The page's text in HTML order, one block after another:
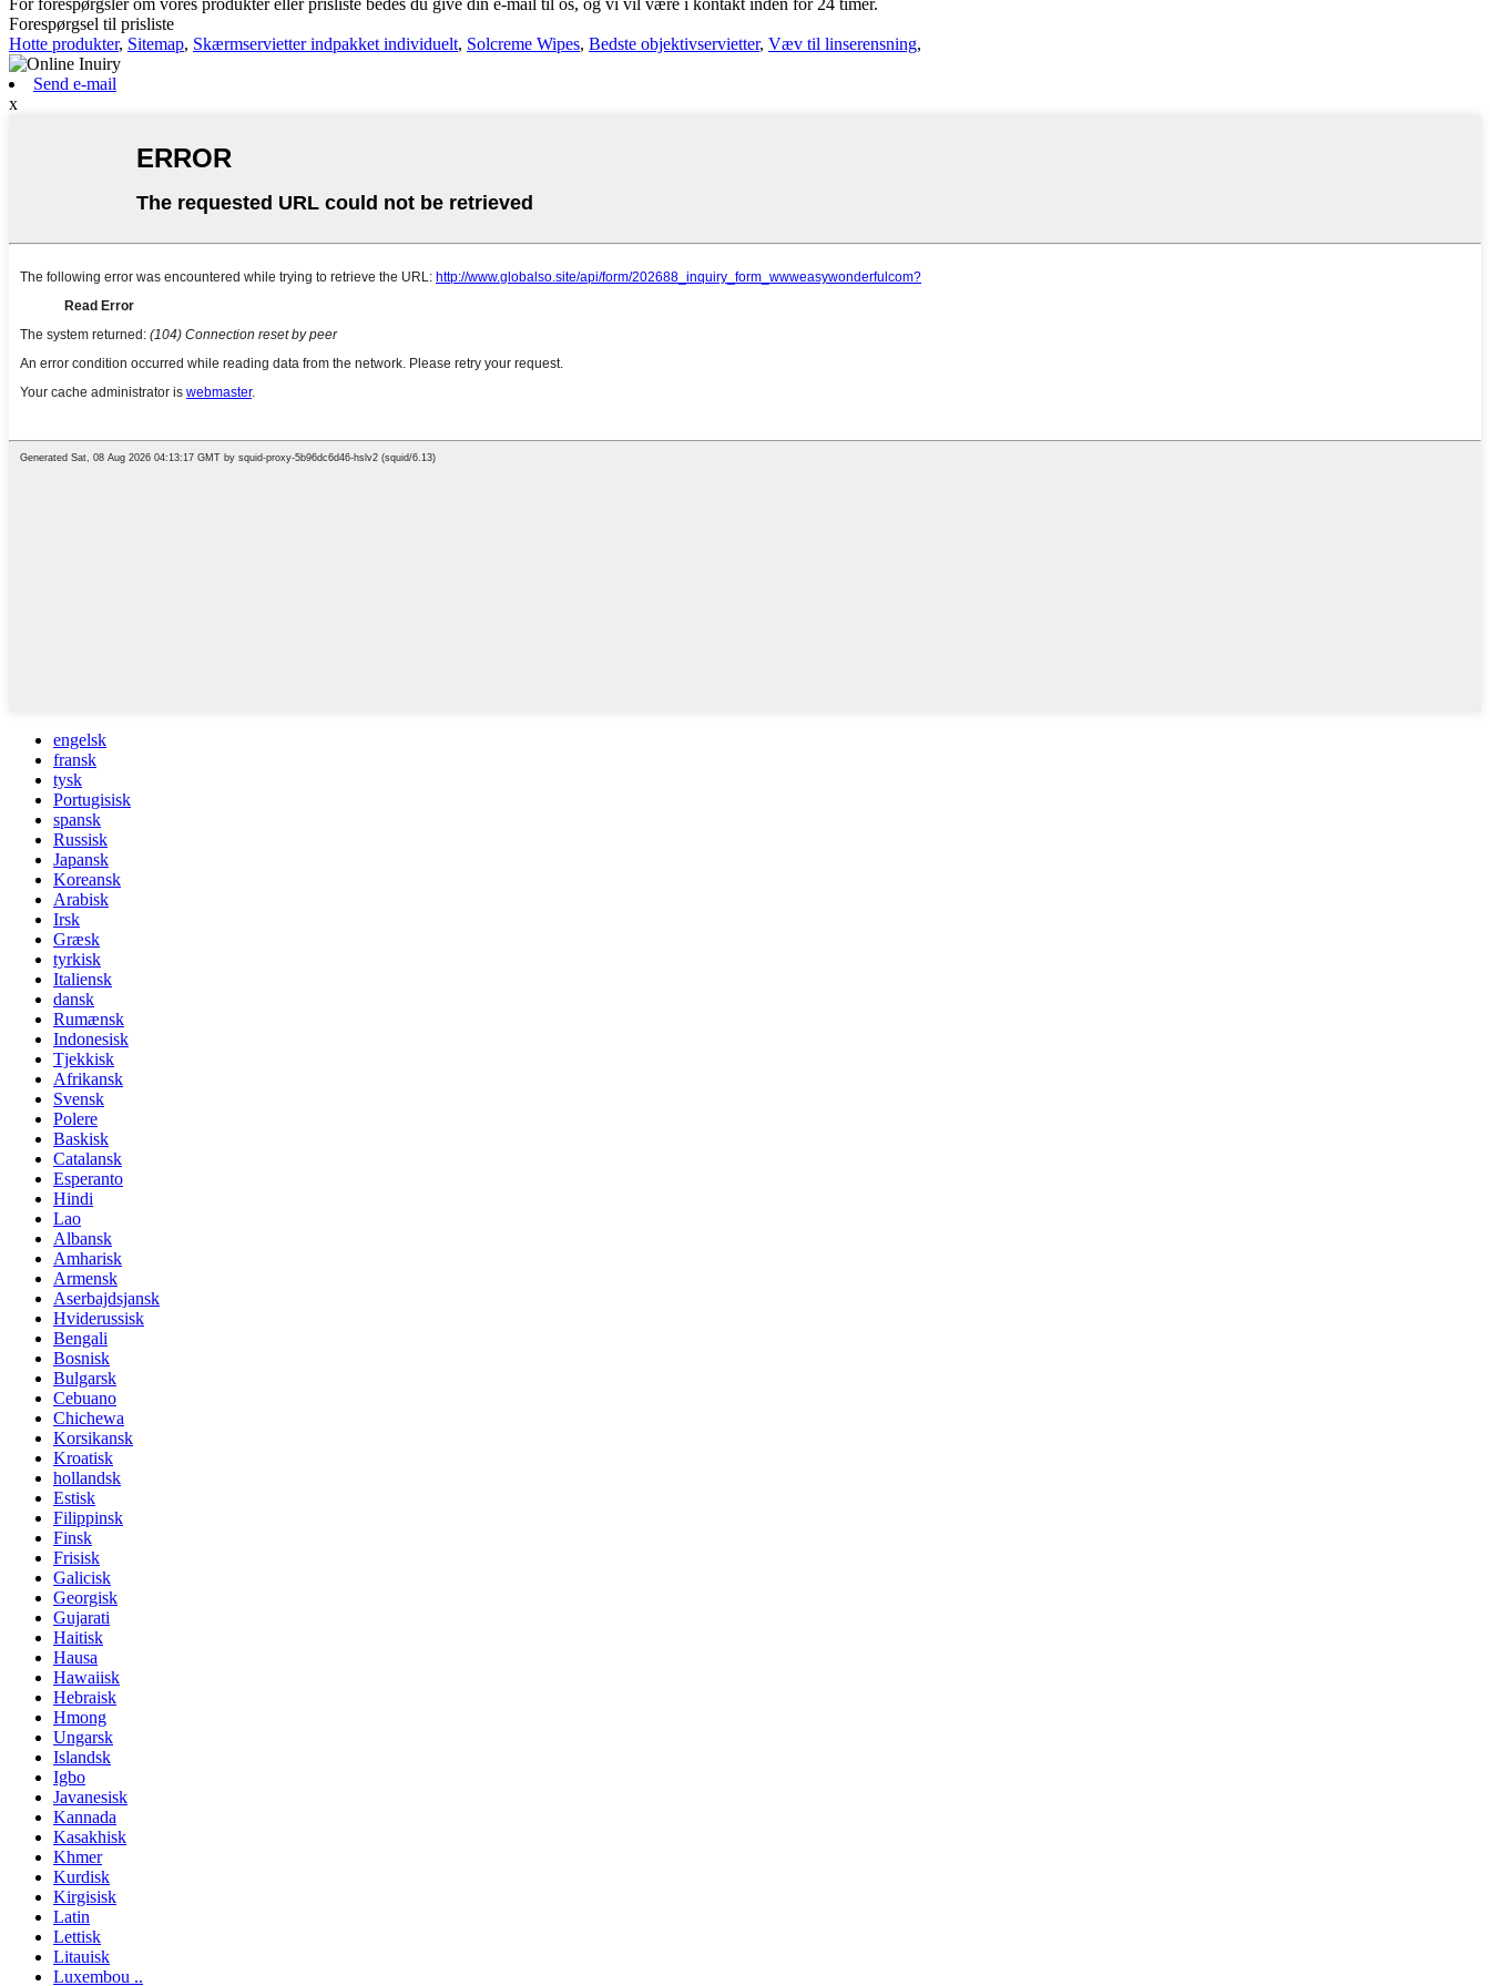
Forespørgsel til prisliste
Hotte produkter, Sitemap, Skærmservietter indpakket individuelt, Solcreme Wipes, Bedste objektivservietter, Væv til linserensning,
Send e-mail
x
engelsk
fransk
tysk
Portugisisk
spansk
Russisk
Japansk
Koreansk
Arabisk
Irsk
Græsk
tyrkisk
Italiensk
dansk
Rumænsk
Indonesisk
Tjekkisk
Afrikansk
Svensk
Polere
Baskisk
Catalansk
Esperanto
Hindi
Lao
Albansk
Amharisk
Armensk
Aserbajdsjansk
Hviderussisk
Bengali
Bosnisk
Bulgarsk
Cebuano
Chichewa
Korsikansk
Kroatisk
hollandsk
Estisk
Filippinsk
Finsk
Frisisk
Galicisk
Georgisk
Gujarati
Haitisk
Hausa
Hawaiisk
Hebraisk
Hmong
Ungarsk
Islandsk
Igbo
Javanesisk
Kannada
Kasakhisk
Khmer
Kurdisk
Kirgisisk
Latin
Lettisk
Litauisk
Luxembou ..